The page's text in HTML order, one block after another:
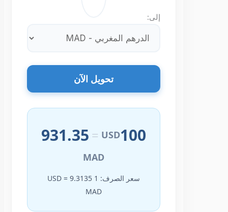
تحويل الآن
100
USD
=
931.35
MAD
سعر الصرف: 1 USD = 9.3135